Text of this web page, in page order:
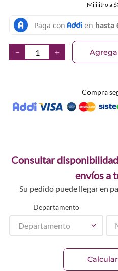
Mililitroa
＋
－
Compra
Consultar
envíos a
Su pedido puede llegar en
Departamento
Departamento